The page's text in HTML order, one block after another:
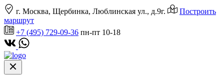
г. Москва, Щербинка, Люблинская ул., д.9г.
Построить
маршрут
+7 (495) 729-09-36 пн-пт 10-18